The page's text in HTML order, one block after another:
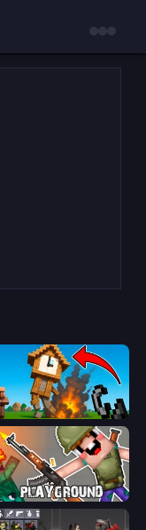
Noob Fuse
Playground